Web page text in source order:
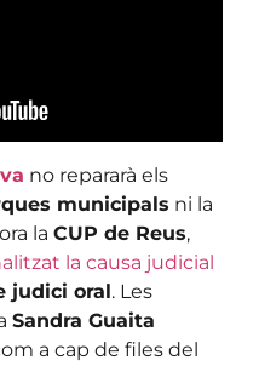
no repararà els
municipals ni la
la CUP de Reus,
la causa judicial
judici oral. Les
Sandra Guaita
a cap de files del